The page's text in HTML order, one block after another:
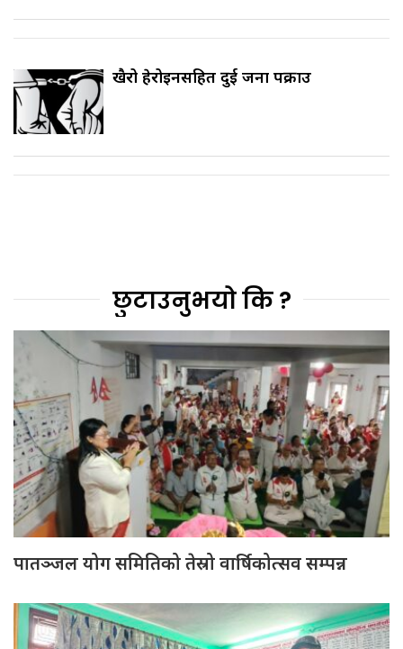
खैरो हेरोइनसहित दुई जना पक्राउ
छुटाउनुभयो कि ?
पातञ्जल योग समितिको तेस्रो वार्षिकोत्सव सम्पन्न